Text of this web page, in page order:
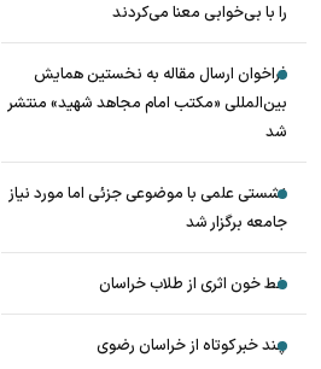
را با بی‌خوابی معنا می‌کردند
فراخوان ارسال مقاله به نخستین همایش
بین‌المللی «مکتب امام مجاهد شهید» منتشر
شد
نشستی علمی با موضوعی جزئی اما مورد نیاز
جامعه برگزار شد
خط خون اثری از طلاب خراسان
چند خبر کوتاه از خراسان رضوی